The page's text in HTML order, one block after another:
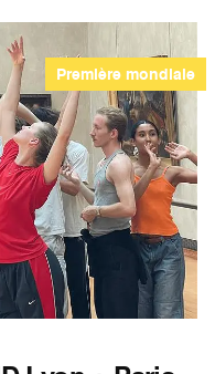
Première mondiale